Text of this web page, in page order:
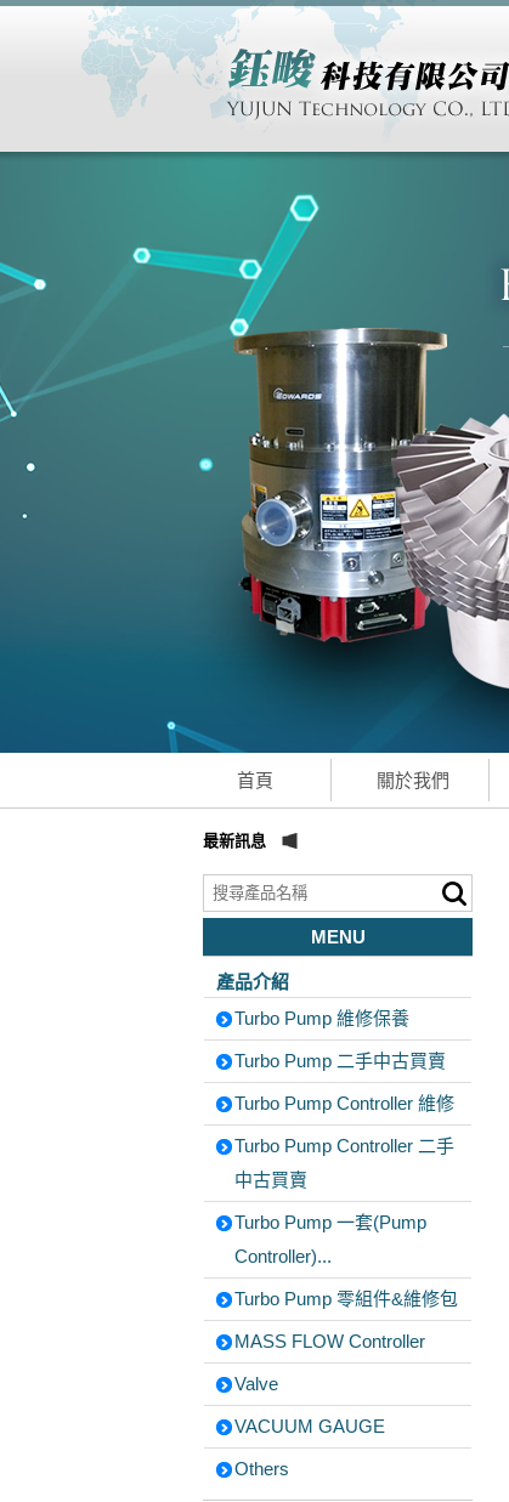
首頁 關於我們
最新訊息
MENU
產品介紹
Turbo Pump 維修保養
Turbo Pump 二手中古買賣
Turbo Pump Controller 維修
Turbo Pump Controller 二手
中古買賣
Turbo Pump 一套(Pump
Controller)...
Turbo Pump 零組件&維修包
MASS FLOW Controller
Valve
VACUUM GAUGE
Others